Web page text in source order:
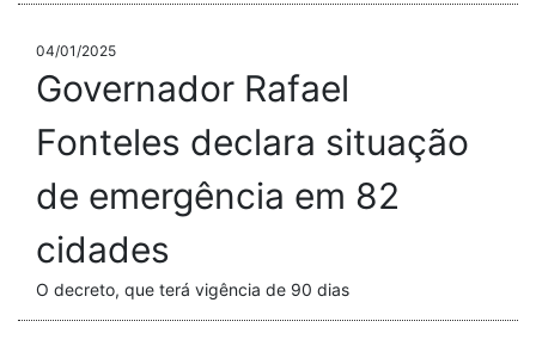
04/01/2025
Governador Rafael
Fonteles declara situação
de emergência em 82
cidades
O decreto, que terá vigência de 90 dias